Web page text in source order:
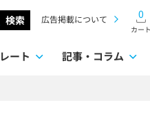
検索 広告掲載について 0
カート
ート 記事・コラム